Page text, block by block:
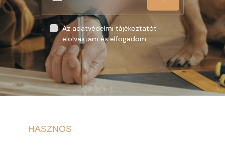
Az adatvédelmi tájékoztatót
elolvastam és elfogadom.
HASZNOS